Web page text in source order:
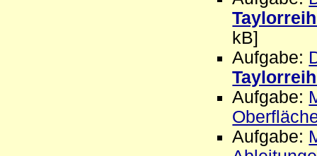
kB]
Aufgabe:
Aufgabe:
Aufgabe: